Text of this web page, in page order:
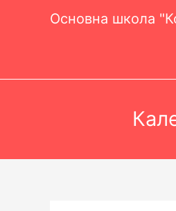
Основна школа